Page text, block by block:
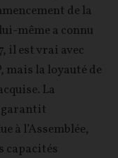
de la
même a connu
il est vrai avec
mais la loyauté de
La
garantit
à l’Assemblée,
capacités